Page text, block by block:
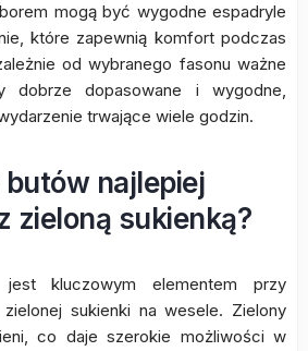
mogą być wygodne espadryle
które zapewnią komfort podczas
od wybranego fasonu ważne
dobrze dopasowane i wygodne,
trwające wiele godzin.
najlepiej
zieloną sukienką?
jest kluczowym elementem przy
sukienki na wesele. Zielony
co daje szerokie możliwości w